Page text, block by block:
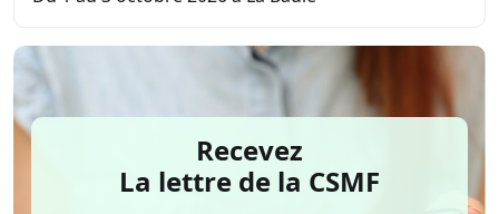
Recevez
La lettre de la CSMF